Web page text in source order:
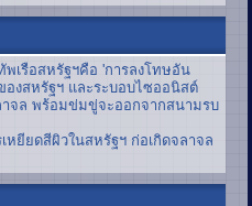
เรือสหรัฐฯคือ 'การลงโทษอัน
งสหรัฐฯ และระบอบไซออนิสต์
จล พร้อมข่มขู่จะออกจากสนามรบ
ยียดสีผิวในสหรัฐฯ ก่อเกิดจลาจล